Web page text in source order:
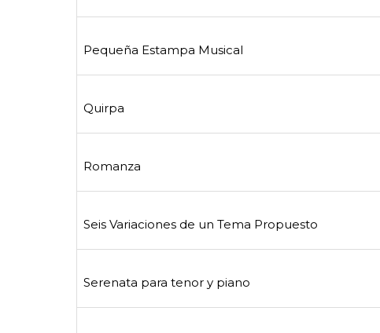
Pequeña Estampa Musical
Quirpa
Romanza
Seis Variaciones de un Tema Propuesto
Serenata para tenor y piano